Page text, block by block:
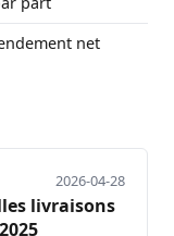
net
2026-04-28
livraisons